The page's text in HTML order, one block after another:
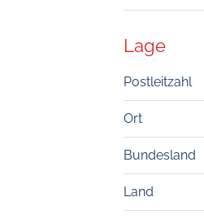
Lage
Postleitzahl
Ort
Bundesland
Land